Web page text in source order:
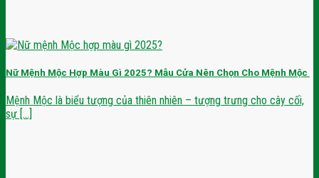
Nữ Mệnh Mộc Hợp Màu Gì 2025? Mẫu Cửa Nên Chọn Cho Mệnh Mộc
Mệnh Mộc là biểu tượng của thiên nhiên – tượng trưng cho cây cối,
sự [...]